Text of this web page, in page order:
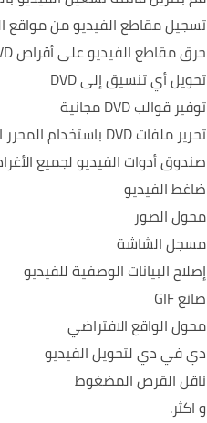
تسجيل مقاطع الفيديو من مواقع
حرق مقاطع الفيديو على أقراص DVD وBlu-ray
تحويل أي تنسيق إلى DVD
توفير قوالب DVD مجانية
تحرير ملفات DVD باستخدام المحرر المدمج
صندوق أدوات الفيديو لجميع
ضاغط الفيديو
محول الصور
مسجل الشاشة
إصلاح البيانات الوصفية للفيديو
صانع GIF
محول الواقع الافتراضي
دي في دي لتحويل الفيديو
ناقل القرص المضغوط
و اكثر.